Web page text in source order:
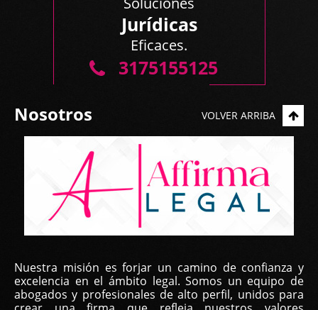
Jurídicas
Eficaces.
3175155125
Nosotros
Nuestra misión es forjar un camino de confianza y
excelencia en el ámbito legal. Somos un equipo de
abogados y profesionales de alto perfil, unidos para
VOLVER ARRIBA